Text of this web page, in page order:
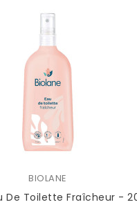
BIOLANE
De Toilette Fraîcheur -